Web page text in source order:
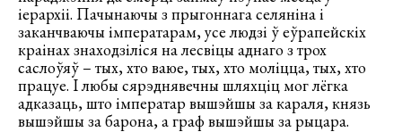
іерархіі. Пачынаючы з прыгоннага селяніна і
заканчваючы імператарам, усе людзі ў еўрапейскіх
краінах знаходзіліся на лесвіцы аднаго з трох
саслоўяў – тых, хто ваюе, тых, хто моліцца, тых, хто
працуе. І любы сярэднявечны шляхціц мог лёгка
адказаць, што імператар вышэйшы за караля, князь
вышэйшы за барона, а граф вышэйшы за рыцара.